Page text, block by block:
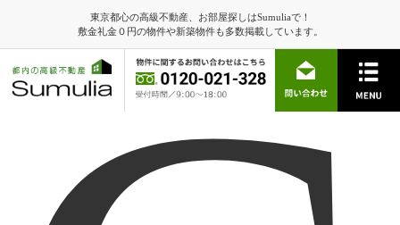
東京都心の高級不動産、お部屋探しはSumuliaで！
敷金礼金０円の物件や新築物件も多数掲載しています。